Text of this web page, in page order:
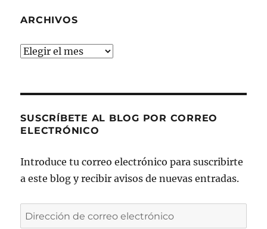
ARCHIVOS
Archivos
SUSCRÍBETE AL BLOG POR CORREO
ELECTRÓNICO
Introduce tu correo electrónico para suscribirte
a este blog y recibir avisos de nuevas entradas.
Dirección